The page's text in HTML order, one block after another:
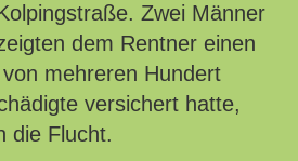
Zwei Männer
dem Rentner einen
mehreren Hundert
versichert hatte,
die Flucht.